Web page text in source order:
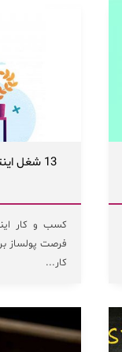
13 شغل
کسب و کار
فرصت پولساز
کار...